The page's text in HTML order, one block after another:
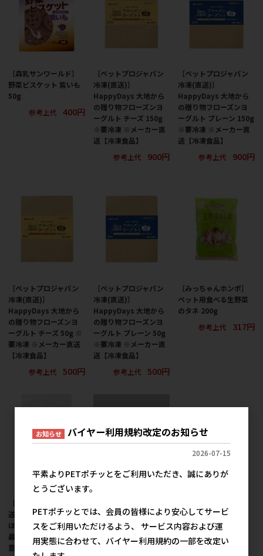
［森乳サンワールド］
野菜ビスケット 紫いも
50g
参考上代
400円
［ペットプロジャパン
冷凍(直送)］
HappyDays 大地から
の贈り物フローズンヨ
ーグルト チーズ 150g
※要冷凍 ※メーカー直
送【冷凍食品】
参考上代
900円
［ペットプロジャパン
冷凍(直送)］
HappyDays 大地から
の贈り物フローズンヨ
ーグルト プレーン 150g
※要冷凍 ※メーカー直
送【冷凍食品】
参考上代
900円
［ペットプロジャパン
冷凍(直送)］
HappyDays 大地から
の贈り物フローズンヨ
ーグルト チーズ 50g ※
要冷凍 ※メーカー直送
【冷凍食品】
参考上代
500円
［ペットプロジャパン
冷凍(直送)］
HappyDays 大地から
の贈り物フローズンヨ
ーグルト プレーン 50g
※要冷凍 ※メーカー直
送【冷凍食品】
参考上代
500円
［みっちゃんホンポ］
ペット用食べる生野菜
のタネ 200g
参考上代
317円
［エースプロダクツ(直
送)］First ミルクのご
ほうびふりかけ 55g ※
最低ご購入金額にご注
意下さい
ま 200g
参考上代
1,512円
お知らせ バイヤー利用規約改定のお知らせ
2026-07-15
平素よりPETポチッとをご利用いただき、誠にありが
とうございます。
PETポチッとでは、会員の皆様により安心してサービ
スをご利用いただけるよう、 サービス内容および運
用実態に合わせて、バイヤー利用規約の一部を改定い